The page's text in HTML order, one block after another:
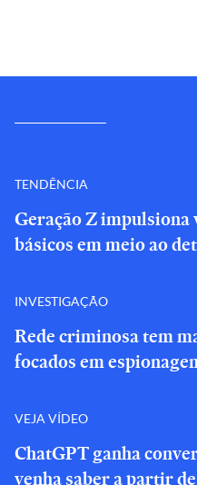
TENDÊNCIA
Geração Z impulsiona
básicos em meio ao
INVESTIGAÇÃO
Rede criminosa tem
focados em
VEJA VÍDEO
ChatGPT ganha
venha saber a partir